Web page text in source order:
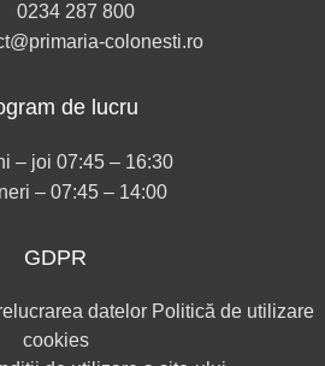
0234 287 800
colonesti.ro
de lucru
– joi 07:45 – 16:30
– 07:45 – 14:00
GDPR
datelor Politică de utilizare
cookies